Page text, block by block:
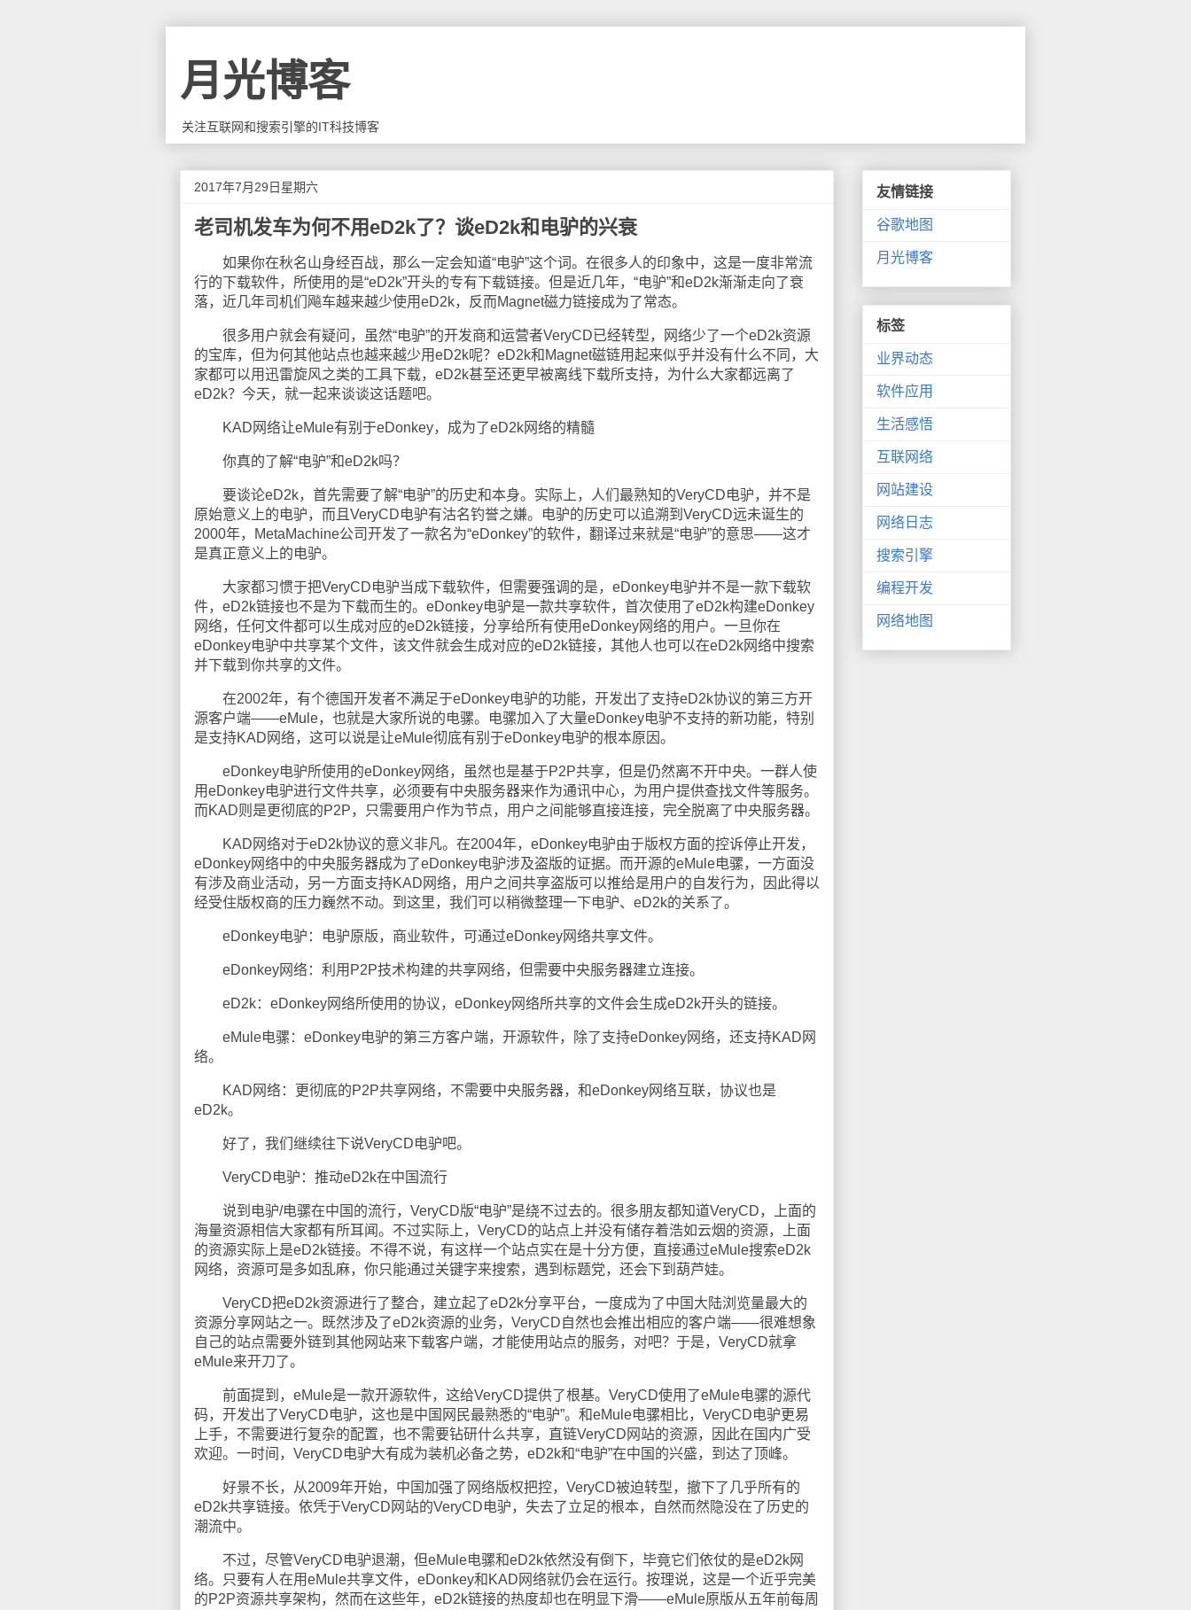
月光博客
关注互联网和搜索引擎的IT科技博客
2017年7月29日星期六
老司机发车为何不用eD2k了？谈eD2k和电驴的兴衰
如果你在秋名山身经百战，那么一定会知道“电驴”这个词。在很多人的印象中，这是一度非常流
行的下载软件，所使用的是“eD2k”开头的专有下载链接。但是近几年，“电驴”和eD2k渐渐走向了衰
落，近几年司机们飚车越来越少使用eD2k，反而Magnet磁力链接成为了常态。
很多用户就会有疑问，虽然“电驴”的开发商和运营者VeryCD已经转型，网络少了一个eD2k资源
的宝库，但为何其他站点也越来越少用eD2k呢？eD2k和Magnet磁链用起来似乎并没有什么不同，大
家都可以用迅雷旋风之类的工具下载，eD2k甚至还更早被离线下载所支持，为什么大家都远离了
eD2k？今天，就一起来谈谈这话题吧。
KAD网络让eMule有别于eDonkey，成为了eD2k网络的精髓
你真的了解“电驴”和eD2k吗？
要谈论eD2k，首先需要了解“电驴”的历史和本身。实际上，人们最熟知的VeryCD电驴，并不是
原始意义上的电驴，而且VeryCD电驴有沽名钓誉之嫌。电驴的历史可以追溯到VeryCD远未诞生的
2000年，MetaMachine公司开发了一款名为“eDonkey”的软件，翻译过来就是“电驴”的意思——这才
是真正意义上的电驴。
大家都习惯于把VeryCD电驴当成下载软件，但需要强调的是，eDonkey电驴并不是一款下载软
件，eD2k链接也不是为下载而生的。eDonkey电驴是一款共享软件，首次使用了eD2k构建eDonkey
网络，任何文件都可以生成对应的eD2k链接，分享给所有使用eDonkey网络的用户。一旦你在
eDonkey电驴中共享某个文件，该文件就会生成对应的eD2k链接，其他人也可以在eD2k网络中搜索
并下载到你共享的文件。
在2002年，有个德国开发者不满足于eDonkey电驴的功能，开发出了支持eD2k协议的第三方开
源客户端——eMule，也就是大家所说的电骡。电骡加入了大量eDonkey电驴不支持的新功能，特别
是支持KAD网络，这可以说是让eMule彻底有别于eDonkey电驴的根本原因。
eDonkey电驴所使用的eDonkey网络，虽然也是基于P2P共享，但是仍然离不开中央。一群人使
用eDonkey电驴进行文件共享，必须要有中央服务器来作为通讯中心，为用户提供查找文件等服务。
而KAD则是更彻底的P2P，只需要用户作为节点，用户之间能够直接连接，完全脱离了中央服务器。
KAD网络对于eD2k协议的意义非凡。在2004年，eDonkey电驴由于版权方面的控诉停止开发，
eDonkey网络中的中央服务器成为了eDonkey电驴涉及盗版的证据。而开源的eMule电骡，一方面没
有涉及商业活动，另一方面支持KAD网络，用户之间共享盗版可以推给是用户的自发行为，因此得以
经受住版权商的压力巍然不动。到这里，我们可以稍微整理一下电驴、eD2k的关系了。
eDonkey电驴：电驴原版，商业软件，可通过eDonkey网络共享文件。
eDonkey网络：利用P2P技术构建的共享网络，但需要中央服务器建立连接。
eD2k：eDonkey网络所使用的协议，eDonkey网络所共享的文件会生成eD2k开头的链接。
eMule电骡：eDonkey电驴的第三方客户端，开源软件，除了支持eDonkey网络，还支持KAD网
络。
KAD网络：更彻底的P2P共享网络，不需要中央服务器，和eDonkey网络互联，协议也是
eD2k。
好了，我们继续往下说VeryCD电驴吧。
VeryCD电驴：推动eD2k在中国流行
说到电驴/电骡在中国的流行，VeryCD版“电驴”是绕不过去的。很多朋友都知道VeryCD，上面的
海量资源相信大家都有所耳闻。不过实际上，VeryCD的站点上并没有储存着浩如云烟的资源，上面
的资源实际上是eD2k链接。不得不说，有这样一个站点实在是十分方便，直接通过eMule搜索eD2k
网络，资源可是多如乱麻，你只能通过关键字来搜索，遇到标题党，还会下到葫芦娃。
VeryCD把eD2k资源进行了整合，建立起了eD2k分享平台，一度成为了中国大陆浏览量最大的
资源分享网站之一。既然涉及了eD2k资源的业务，VeryCD自然也会推出相应的客户端——很难想象
自己的站点需要外链到其他网站来下载客户端，才能使用站点的服务，对吧？于是，VeryCD就拿
eMule来开刀了。
前面提到，eMule是一款开源软件，这给VeryCD提供了根基。VeryCD使用了eMule电骡的源代
码，开发出了VeryCD电驴，这也是中国网民最熟悉的“电驴”。和eMule电骡相比，VeryCD电驴更易
上手，不需要进行复杂的配置，也不需要钻研什么共享，直链VeryCD网站的资源，因此在国内广受
欢迎。一时间，VeryCD电驴大有成为装机必备之势，eD2k和“电驴”在中国的兴盛，到达了顶峰。
好景不长，从2009年开始，中国加强了网络版权把控，VeryCD被迫转型，撤下了几乎所有的
eD2k共享链接。依凭于VeryCD网站的VeryCD电驴，失去了立足的根本，自然而然隐没在了历史的
潮流中。
不过，尽管VeryCD电驴退潮，但eMule电骡和eD2k依然没有倒下，毕竟它们依仗的是eD2k网
络。只要有人在用eMule共享文件，eDonkey和KAD网络就仍会在运行。按理说，这是一个近乎完美
的P2P资源共享架构，然而在这些年，eD2k链接的热度却也在明显下滑——eMule原版从五年前每周
友情链接
谷歌地图
月光博客
标签
业界动态
软件应用
生活感悟
互联网络
网站建设
网络日志
搜索引擎
编程开发
网络地图